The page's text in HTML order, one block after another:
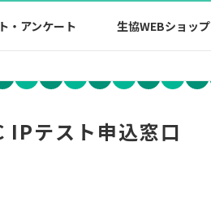
・アンケート 生協WEBショップ
IPテスト申込窓口